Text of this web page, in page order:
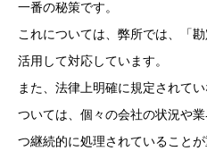
一番の秘策です。
これについては、弊所では、「
活用して対応しています。
また、法律上明確に規定されて
ついては、個々の会社の状況や
つ継続的に処理されていることが